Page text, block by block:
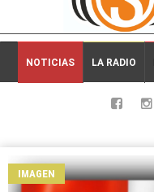
2026-08-09 03:44:41
NOTICIAS LA RADIO
IMAGEN